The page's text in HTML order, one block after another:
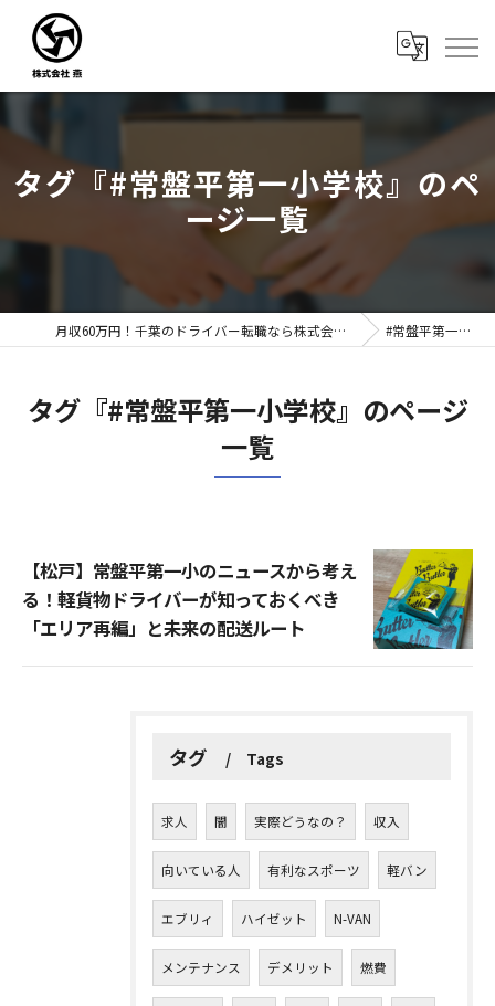
タグ『#常盤平第一小学校』のペ
ージ一覧
月収60万円！千葉のドライバー転職なら株式会社燕｜未経験歓迎 #常盤平第一小学校
タグ『#常盤平第一小学校』のページ
一覧
【松戸】常盤平第一小のニュースから考え
る！軽貨物ドライバーが知っておくべき
「エリア再編」と未来の配送ルート
タグ Tags
求人 闇 実際どうなの？ 収入
向いている人 有利なスポーツ 軽バン
エブリィ ハイゼット N-VAN
メンテナンス デメリット 燃費